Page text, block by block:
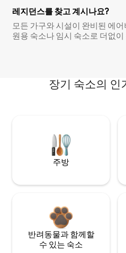
레지던스를 찾고 계시나요?
모든 가구와 시설이 완비된 에
원용 숙소나 임시 숙소로 더없
장기 숙소의 인
주방
반려동물과 함께할
수 있는 숙소